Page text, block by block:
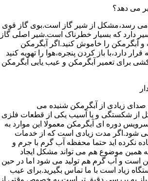
می رسد،مشکل از شیر گاز است.بوی گاز قوی
دارد که بسیار خطرناک است.شیر اصلی گاز
و آبگرمکن را خاموش کنید.اگر آبگرمکن
دارد،با باز کردن پنجره،هوا را تهویه کنید
برای تعمیر آبگرمکن و عیب یابی آبگرمکن
صدای زیادی از آبگرمکن شنیده می
شکستگی و یا آسیب یکی از قطعات فلزی
دوره ای آبگرمکن معمولا این موارد به
شود.اگر مدت زیادی است که از خدمات
نکرده اید حتما محفظه آب گرم با جرم و
همین موضوع هم می تواند مشکل ایجاد
است و آب گرم هم تولید می شود اما در حین
زیاد است با ما تماس بگیرید.برای عیب